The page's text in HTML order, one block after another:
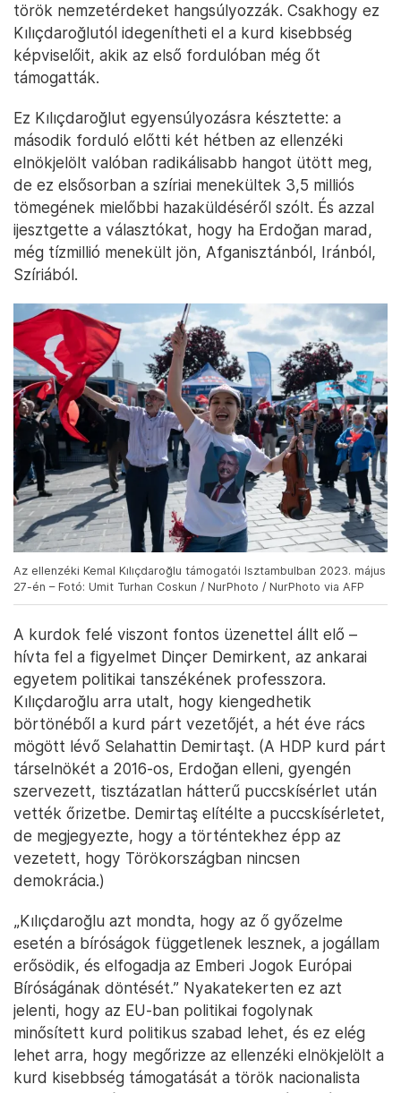
török nemzetérdeket hangsúlyozzák. Csakhogy ez
Kılıçdaroğlutól idegenítheti el a kurd kisebbség
képviselőit, akik az első fordulóban még őt
támogatták.
Ez Kılıçdaroğlut egyensúlyozásra késztette: a
második forduló előtti két hétben az ellenzéki
elnökjelölt valóban radikálisabb hangot ütött meg,
de ez elsősorban a szíriai menekültek 3,5 milliós
tömegének mielőbbi hazaküldéséről szólt. És azzal
ijesztgette a választókat, hogy ha Erdoğan marad,
még tízmillió menekült jön, Afganisztánból, Iránból,
Szíriából.
Az ellenzéki Kemal Kılıçdaroğlu támogatói Isztambulban 2023. május
27-én – Fotó: Umit Turhan Coskun / NurPhoto / NurPhoto via AFP
A kurdok felé viszont fontos üzenettel állt elő –
hívta fel a figyelmet Dinçer Demirkent, az ankarai
egyetem politikai tanszékének professzora.
Kılıçdaroğlu arra utalt, hogy kiengedhetik
börtönéből a kurd párt vezetőjét, a hét éve rács
mögött lévő Selahattin Demirtaşt. (A HDP kurd párt
társelnökét a 2016-os, Erdoğan elleni, gyengén
szervezett, tisztázatlan hátterű puccskísérlet után
vették őrizetbe. Demirtaş elítélte a puccskísérletet,
de megjegyezte, hogy a történtekhez épp az
vezetett, hogy Törökországban nincsen
demokrácia.)
„Kılıçdaroğlu azt mondta, hogy az ő győzelme
esetén a bíróságok függetlenek lesznek, a jogállam
erősödik, és elfogadja az Emberi Jogok Európai
Bíróságának döntését.” Nyakatekerten ez azt
jelenti, hogy az EU-ban politikai fogolynak
minősített kurd politikus szabad lehet, és ez elég
lehet arra, hogy megőrizze az ellenzéki elnökjelölt a
kurd kisebbség támogatását a török nacionalista